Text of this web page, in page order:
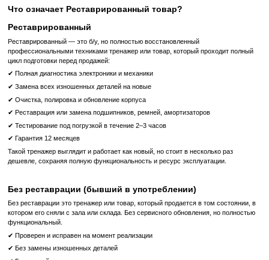
Таблички с инструкциями
Большие наглядные таблички с изображениями
задействованными в работе на тренажере, а также QR-кодами
обучающие видеоролики позволяют быстро начать тренировку
Современный дизайн, привлекающий внимание
Низкий весовой стек тренажера с прозрачным зачехлением
дружелюбную среду для всех посетителей фитнес-клуба.
Сталь 11 калибра и цельносварные рамы создают устойчивый
погнется и не треснет под большой нагрузкой даже
эксплуатации.
Держатель для напитков и принадлежностей обладает большой,
поверхностью, которую легко использовать и легко чистить.
Тренажеры для зоны силовых тренировок – это долгосрочные
можете быть уверены в правильном выборе при покупке
Precor серии Discovery.